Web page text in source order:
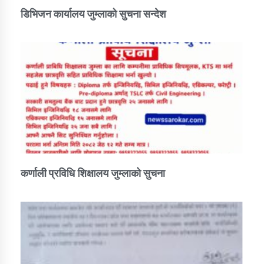
डिभिजन कार्यालय जुम्लाको सुचना सन्देश
कर्णाली प्रविधि शिक्षालय जुम्लाको सुचना